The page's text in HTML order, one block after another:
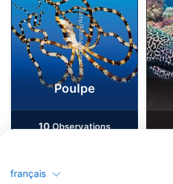
Alamy/Reinhard Dirscherl
Poulpe
10Observations
français